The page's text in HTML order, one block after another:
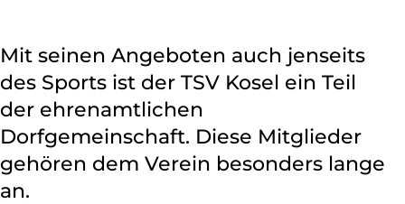
Mit seinen Angeboten auch jenseits
des Sports ist der TSV Kosel ein Teil
der ehrenamtlichen
Dorfgemeinschaft. Diese Mitglieder
gehören dem Verein besonders lange
an.